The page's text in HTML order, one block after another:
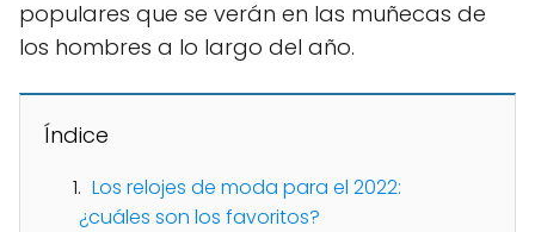
populares que se verán en las muñecas de
los hombres a lo largo del año.
Índice
Los relojes de moda para el 2022:
¿cuáles son los favoritos?